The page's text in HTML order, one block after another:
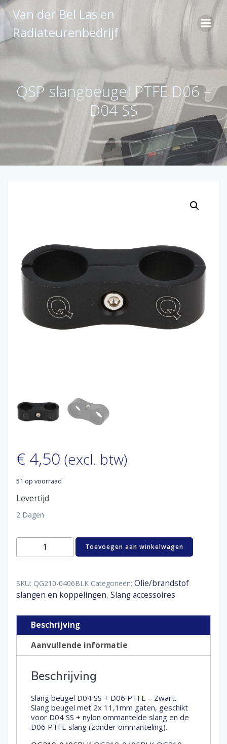
Ga
naar
inhoud
Van der Bel Las en
Radiateurenbedrijf
QSP slangbeugel PTFE D06 –
D04 SS
€ 4,50 (excl. btw)
51 op voorraad
Levertijd
2 Dagen
QSP
slangbeugel
-
D04
aantal
Toevoegen aan winkelwagen
SKU: QG210-0406BLK Categorieën: Olie/brandstof
slangen en koppelingen, Slang accessoires
Beschrijving
Aanvullende informatie
Beschrijving
Slang beugel D04 SS + D06 PTFE – Zwart.
Slang beugel met 2x 11,1mm gaten, geschikt
voor D04 SS + nylon ommantelde slang en de
D06 PTFE slang (zonder ommanteling).